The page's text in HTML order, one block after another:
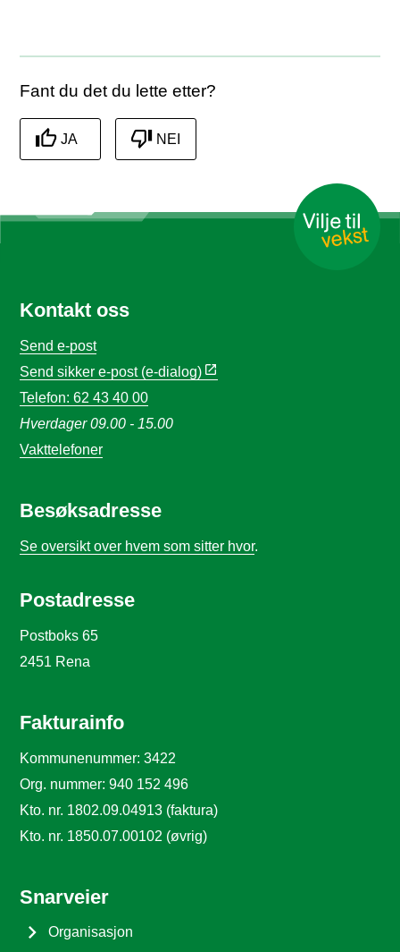
Fant du det du lette etter?
JA NEI
Kontakt oss
Send e-post
Send sikker e-post (e-dialog)
Telefon: 62 43 40 00
Hverdager 09.00 - 15.00
Vakttelefoner
Besøksadresse
Se oversikt over hvem som sitter hvor.
Postadresse
Postboks 65
2451 Rena
Fakturainfo
Kommunenummer: 3422
Org. nummer: 940 152 496
Kto. nr. 1802.09.04913 (faktura)
Kto. nr. 1850.07.00102 (øvrig)
Snarveier
Organisasjon